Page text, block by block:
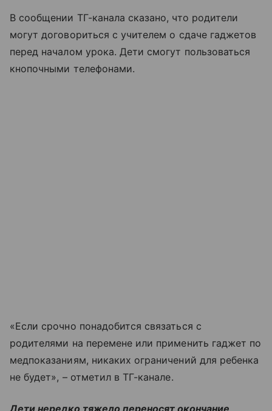
В сообщении ТГ-канала сказано, что родители
могут договориться с учителем о сдаче гаджетов
перед началом урока. Дети смогут пользоваться
кнопочными телефонами.
«Если срочно понадобится связаться с
родителями на перемене или применить гаджет по
медпоказаниям, никаких ограничений для ребенка
не будет», – отметил в ТГ-канале.
Дети нередко тяжело переносят окончание